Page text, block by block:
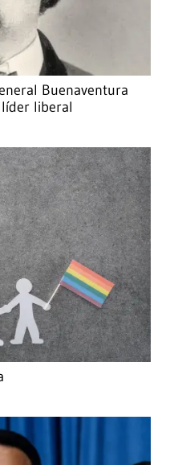
Buenaventura
líder liberal